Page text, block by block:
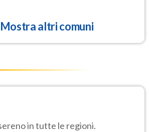
Mostra altri comuni
in tutte le regioni.